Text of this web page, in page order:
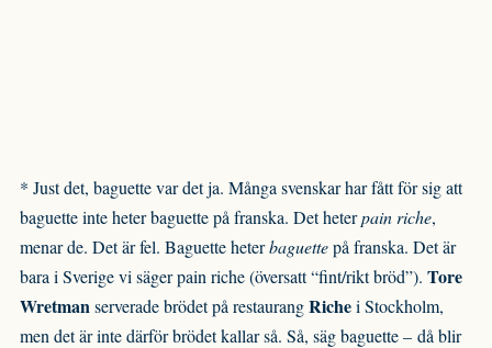
* Just det, baguette var det ja. Många svenskar har fått för sig att
baguette inte heter baguette på franska. Det heterpain riche,
menar de. Det är fel. Baguette heterbaguettepå franska. Det är
bara i Sverige vi säger pain riche (översatt “fint/rikt bröd”). Tore
Wretmanserverade brödet på restaurangRichei Stockholm,
men det är inte därför brödet kallar så. Så, säg baguette – då blir